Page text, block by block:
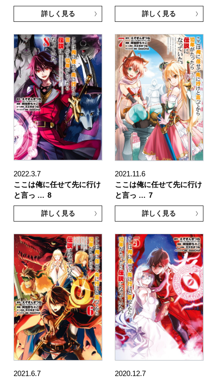
詳しく見る 詳しく見る
2022.3.7
ここは俺に任せて先に行け
と言っ … 8
詳しく見る
2021.11.6
ここは俺に任せて先に行け
と言っ … 7
詳しく見る
2021.6.7
2020.12.7